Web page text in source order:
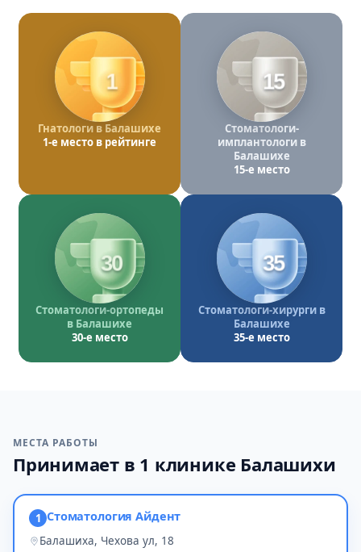
1
Гнатологи в Балашихе
1-е место в рейтинге
15
Стоматологи-
имплантологи в
Балашихе
15-е место
30
Стоматологи-ортопеды
в Балашихе
30-е место
35
Стоматологи-хирурги в
Балашихе
35-е место
МЕСТА РАБОТЫ
Принимает в 1 клинике Балашихи
1 Стоматология Айдент
Балашиха, Чехова ул, 18